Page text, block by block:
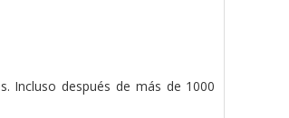
Incluso después de más de 1000